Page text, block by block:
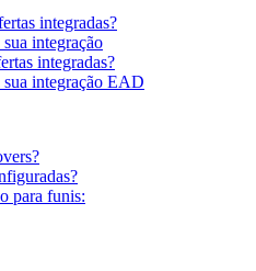
integradas?
integração
integradas?
integração EAD
para funis: